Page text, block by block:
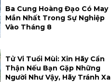
Ba Cung Hoàng Đạo Có May
Mắn Nhất Trong Sự Nghiệp
Vào Tháng 8
Tử Vi Tuổi Mùi: Xin Hãy Cẩn
Thận Nếu Bạn Gặp Những
Người Như Vậy, Hãy Tránh Xa